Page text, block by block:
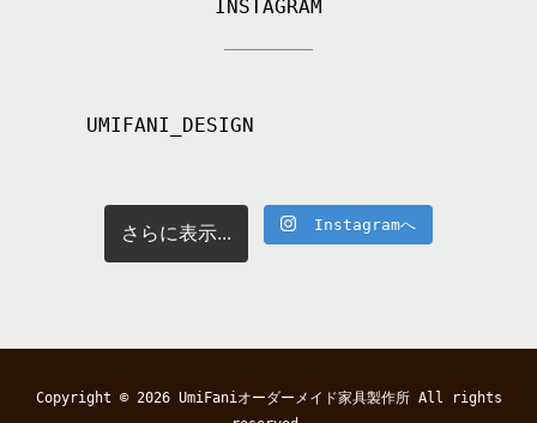
INSTAGRAM
UMIFANI_DESIGN
さらに表示... Instagramへ
Copyright © 2026 UmiFaniオーダーメイド家具製作所All rights